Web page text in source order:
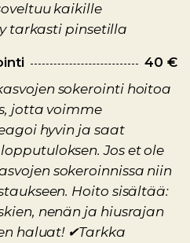
kaikille
tarkasti pinsetilla
40 €
sokerointi hoitoa
jotta voimme
hyvin ja saat
Jos et ole
sokeroinnissa niin
Hoito sisältää:
nenän ja hiusrajan
haluat! ✔Tarkka